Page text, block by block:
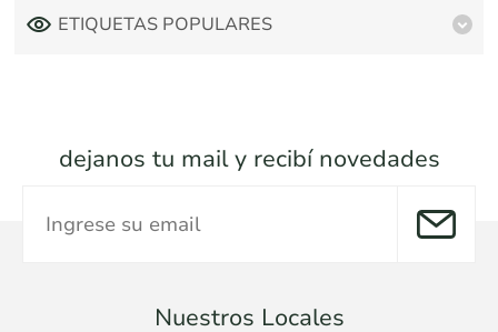
ETIQUETAS POPULARES
dejanos tu mail y recibí novedades
Nuestros Locales